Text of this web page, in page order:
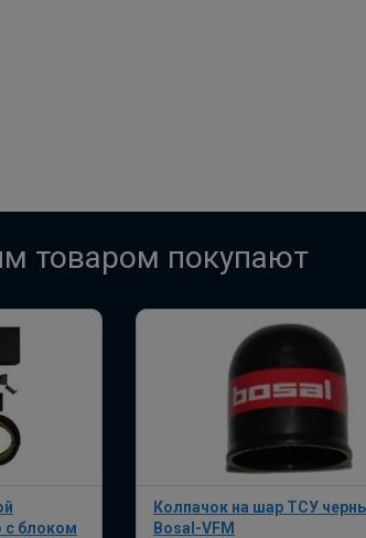
товаром покупают
с блоком
Колпачок на шар ТСУ
Bosal-VFM